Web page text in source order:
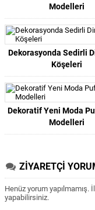
Modelleri
Dekorasyonda Sedirli
Köşeleri
Dekoratif Yeni Moda
Modelleri
ZİYARETÇİ
Henüz yorum yapılmamış.
yapabilirsiniz.